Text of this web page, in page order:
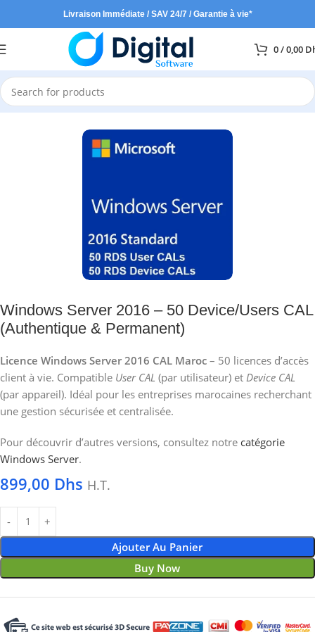
Livraison Immédiate / SAV 24/7 / Garantie à vie*
0/0,00
Accueil Windows Server
Windows Server 2016 – 50 Device/Users CAL
(Authentique & Permanent)
Licence Windows Server 2016 CAL Maroc – 50 licences d’accès
client à vie. Compatible User CAL (par utilisateur) et Device CAL
(par appareil). Idéal pour les entreprises marocaines recherchant
une gestion sécurisée et centralisée.
Pour découvrir d’autres versions, consultez notre catégorie
Windows Server.
899,00 Dhs H.T.
Ajouter Au Panier
Buy Now